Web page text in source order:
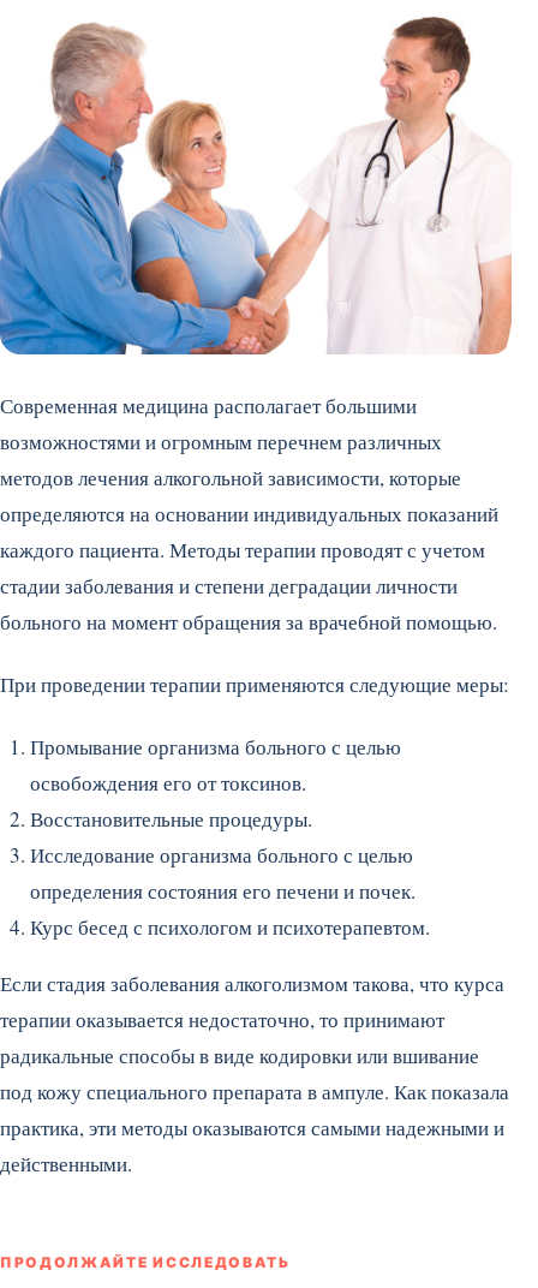
Современная медицина располагает большими
возможностями и огромным перечнем различных
методов лечения алкогольной зависимости, которые
определяются на основании индивидуальных показаний
каждого пациента. Методы терапии проводят с учетом
стадии заболевания и степени деградации личности
больного на момент обращения за врачебной помощью.
При проведении терапии применяются следующие меры:
Промывание организма больного с целью
освобождения его от токсинов.
Восстановительные процедуры.
Исследование организма больного с целью
определения состояния его печени и почек.
Курс бесед с психологом и психотерапевтом.
Если стадия заболевания алкоголизмом такова, что курса
терапии оказывается недостаточно, то принимают
радикальные способы в виде кодировки или вшивание
под кожу специального препарата в ампуле. Как показала
практика, эти методы оказываются самыми надежными и
действенными.
ПРОДОЛЖАЙТЕ ИССЛЕДОВАТЬ